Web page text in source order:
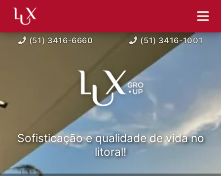
(51) 3416-6660 (51) 3416-1001
Sofisticação e qualidade de vida no
litoral!